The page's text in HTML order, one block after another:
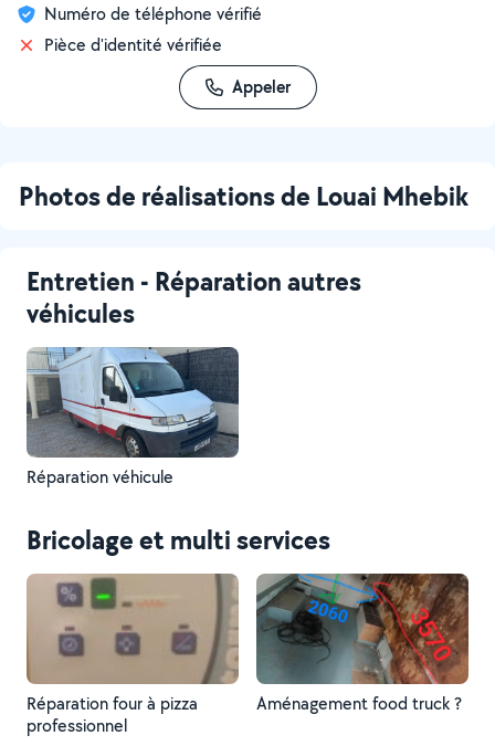
Numéro de téléphone vérifié
Pièce d'identité vérifiée
Appeler
Photos de réalisations de Louai Mhebik
Entretien - Réparation autres
véhicules
Réparation véhicule
Bricolage et multi services
Réparation four à pizza
professionnel
Aménagement food truck ?